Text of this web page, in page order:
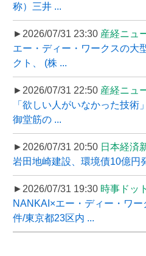
称）三井 ...
►2026/07/31 23:30 産経ニュ
エー・ディー・ワークスの大
クト、 (株 ...
►2026/07/31 22:50 産経ニュ
「欲しい人がいなかった技術
御堂筋の ...
►2026/07/31 20:50 日本経済
岩田地崎建設、環境債10億円
►2026/07/31 19:30 時事ドッ
NANKAI×エー・ディー・ワ
件/東京都23区内 ...